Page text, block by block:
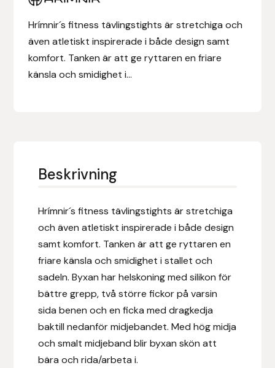
Tävlingsridbyxa!
Hrímnir´s fitness tävlingstights är stretchiga och
även atletiskt inspirerade i både design samt
komfort. Tanken är att ge ryttaren en friare
känsla och smidighet i...
Beskrivning
Hrímnir´s fitness tävlingstights är stretchiga
och även atletiskt inspirerade i både design
samt komfort. Tanken är att ge ryttaren en
friare känsla och smidighet i stallet och
sadeln. Byxan har helskoning med silikon för
bättre grepp, två större fickor på varsin
sida benen och en ficka med dragkedja
baktill nedanför midjebandet. Med hög midja
och smalt midjeband blir byxan skön att
bära och rida/arbeta i.
Ekholm Nordic
Equipage
Eyjólfur Ísólfsson